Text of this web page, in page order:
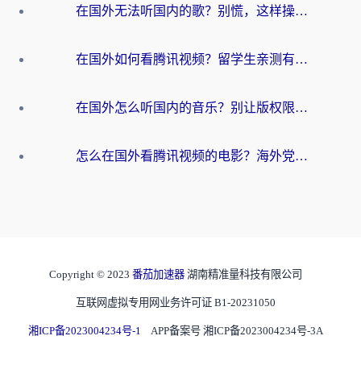
在国外无法听国内的歌？别慌，这样操作就能畅听QQ音乐（附亲测加速器推荐）
在国外如何看腾讯视频？留学生亲测有效的回国加速方案
在国外怎么听国内的音乐？别让版权限制断了你的华语歌单
怎么在国外看腾讯视频的电影？海外党亲测有效的回国加速指南
Copyright © 2023 番茄加速器 湖南精准量科技有限公司
互联网虚拟专用网业务许可证 B1-20231050
湘ICP备2023004234号-1 APP备案号 湘ICP备2023004234号-3A